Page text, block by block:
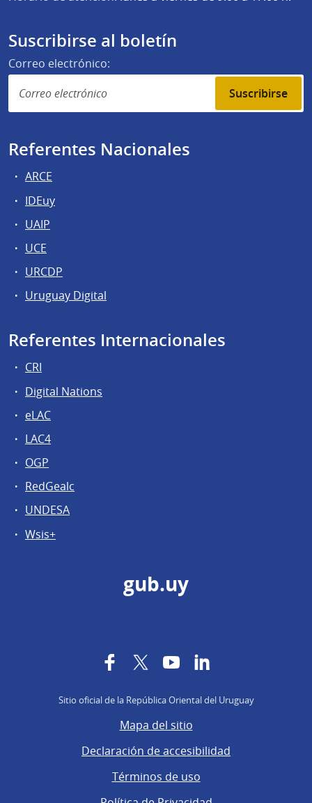
Suscribirse al boletín
Correo electrónico:
Suscribirse
Referentes Nacionales
ARCE
IDEuy
UAIP
UCE
URCDP
Uruguay Digital
Referentes Internacionales
CRI
Digital Nations
eLAC
LAC4
OGP
RedGealc
UNDESA
Wsis+
gub.uy
FacebookTwitterYouTube
Sitio oficial de la República Oriental del Uruguay
Mapa del sitio
Declaración de accesibilidad
Términos de uso